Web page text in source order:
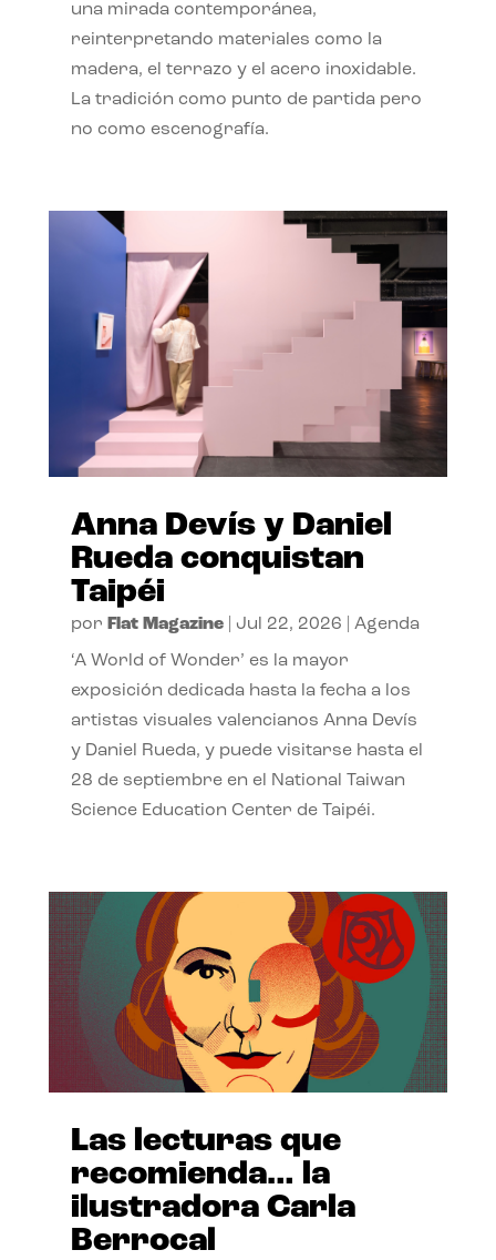
una mirada contemporánea,
reinterpretando materiales como la
madera, el terrazo y el acero inoxidable.
La tradición como punto de partida pero
no como escenografía.
Anna Devís y Daniel
Rueda conquistan
Taipéi
por Flat Magazine| Jul 22, 2026 Agenda
‘A World of Wonder’ es la mayor
exposición dedicada hasta la fecha a los
artistas visuales valencianos Anna Devís
y Daniel Rueda, y puede visitarse hasta el
28 de septiembre en el National Taiwan
Science Education Center de Taipéi.
Las lecturas que
recomienda… la
ilustradora Carla
Berrocal